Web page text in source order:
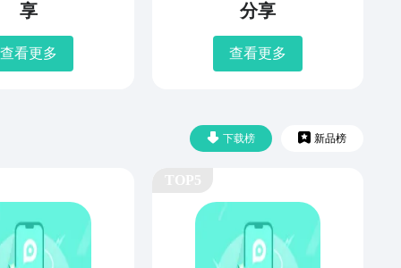
享
查看更多
分享
查看更多
下载榜 新品榜